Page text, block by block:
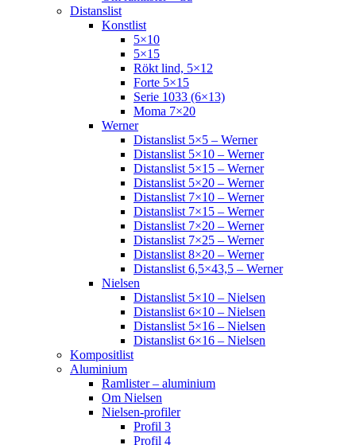
Distanslist
Konstlist
5×10
5×15
Rökt lind, 5×12
Forte 5×15
Serie 1033 (6×13)
Moma 7×20
Werner
Distanslist 5×5 – Werner
Distanslist 5×10 – Werner
Distanslist 5×15 – Werner
Distanslist 5×20 – Werner
Distanslist 7×10 – Werner
Distanslist 7×15 – Werner
Distanslist 7×20 – Werner
Distanslist 7×25 – Werner
Distanslist 8×20 – Werner
Distanslist 6,5×43,5 – Werner
Nielsen
Distanslist 5×10 – Nielsen
Distanslist 6×10 – Nielsen
Distanslist 5×16 – Nielsen
Distanslist 6×16 – Nielsen
Kompositlist
Aluminium
Ramlister – aluminium
Om Nielsen
Nielsen-profiler
Profil 3
Profil 4